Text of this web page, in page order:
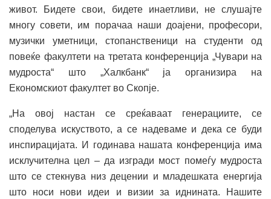
живот. Бидете свои, бидете инаетливи, не слушајте
многу совети, им порачаа наши доајени, професори,
музички уметници, стопанственици на студенти од
повеќе факултети на третата конференција „Чувари на
мудроста“ што „Халкбанк“ ја организира на
Економскиот факултет во Скопје.
„На овој настан се среќаваат генерациите, се
споделува искуството, а се надеваме и дека се буди
инспирацијата. И годинава нашата конференција има
исклучителна цел – да изгради мост помеѓу мудроста
што се стекнува низ децении и младешката енергија
што носи нови идеи и визии за иднината. Нашите